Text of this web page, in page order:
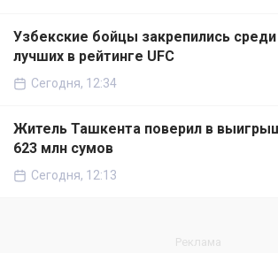
Узбекские бойцы закрепились среди
лучших в рейтинге UFC
Сегодня, 12:34
Житель Ташкента поверил в
623 млн сумов
Сегодня, 12:13